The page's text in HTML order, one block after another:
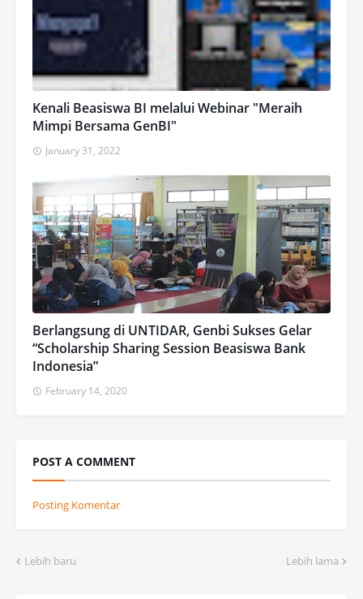
Kenali Beasiswa BI melalui Webinar "Meraih
Mimpi Bersama GenBI"
January 31, 2022
Berlangsung di UNTIDAR, Genbi Sukses Gelar
“Scholarship Sharing Session Beasiswa Bank
Indonesia”
February 14, 2020
POST A COMMENT
Posting Komentar
Lebih baru Lebih lama